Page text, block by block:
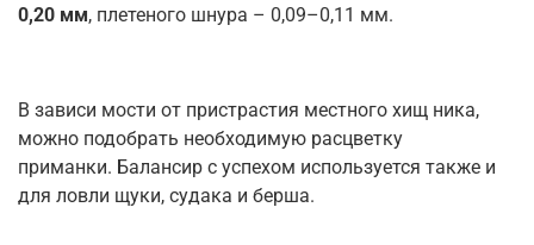
0,20 мм, плетеного шнура – 0,09–0,11 мм.
В зависи мости от пристрастия местного хищ ника,
можно подобрать необходимую расцветку
приманки. Балансир с успехом используется также и
для ловли щуки, судака и берша.